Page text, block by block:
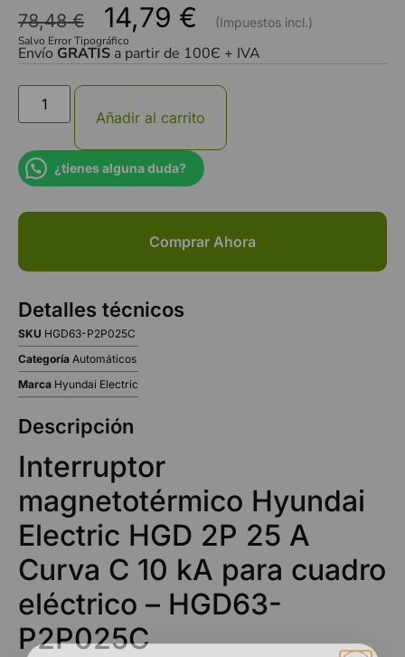
78,48€ 14,79 €
Salvo Error Tipográfico
Envío GRATIS a partir de 100Є + IVA
Añadir al carrito
¿tienes alguna duda?
Comprar Ahora
Detalles técnicos
SKU HGD63-P2P025C
Categoría Automáticos
Marca Hyundai Electric
Descripción
Interruptor
magnetotérmico Hyundai
Electric HGD 2P 25 A
Curva C 10 kA para cuadro
eléctrico – HGD63-
P2P025C